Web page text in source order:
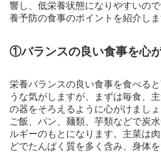
響し、低栄養状態になりやすいの
養予防の食事のポイントを紹介しま
①バランスの良い食事を心
栄養バランスの良い食事を食べる
うな気がしますが、まずは毎食、
の器をそろえるように心がけましょ
ご飯、パン、麺類、芋類などで炭
ルギーのもとになります。主菜は
どでたんぱく質を多く含み、身体